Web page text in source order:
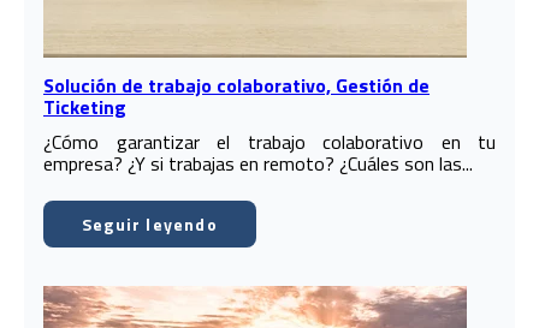
Solución de trabajo colaborativo, Gestión de
Ticketing
¿Cómo garantizar el trabajo colaborativo en tu
empresa? ¿Y si trabajas en remoto? ¿Cuáles son las...
Seguir leyendo